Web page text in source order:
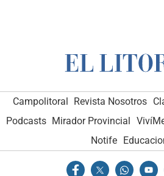
Campolitoral Revista Nosotros
Podcasts Mirador Provincial
Notife